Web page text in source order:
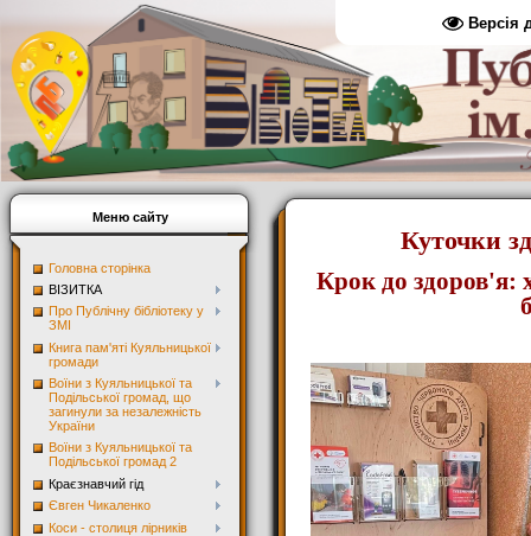
Версія
Меню сайту
Головна сторінка
ВІЗИТКА
Про Публічну бібліотеку у
ЗМІ
Книга пам'яті Куяльницької
громади
Воїни з Куяльницької та
Подільської громад, що
загинули за незалежність
України
Воїни з Куяльницької та
Подільської громад 2
Краєзнавчий гід
Євген Чикаленко
Коси - столиця лірників
Куточки
Крок до здоров'я: